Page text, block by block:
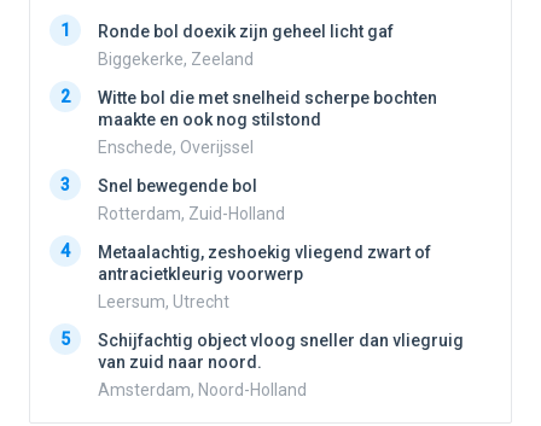
1
Ronde bol doexik zijn geheel licht gaf
Biggekerke, Zeeland
2
Witte bol die met snelheid scherpe bochten
maakte en ook nog stilstond
Enschede, Overijssel
3
Snel bewegende bol
Rotterdam, Zuid-Holland
4
Metaalachtig, zeshoekig vliegend zwart of
antracietkleurig voorwerp
Leersum, Utrecht
5
Schijfachtig object vloog sneller dan vliegruig
van zuid naar noord.
Amsterdam, Noord-Holland